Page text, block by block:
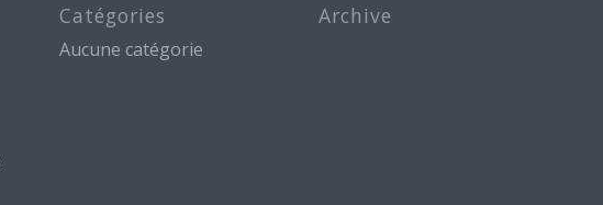
Catégories
Aucune catégorie
Archive